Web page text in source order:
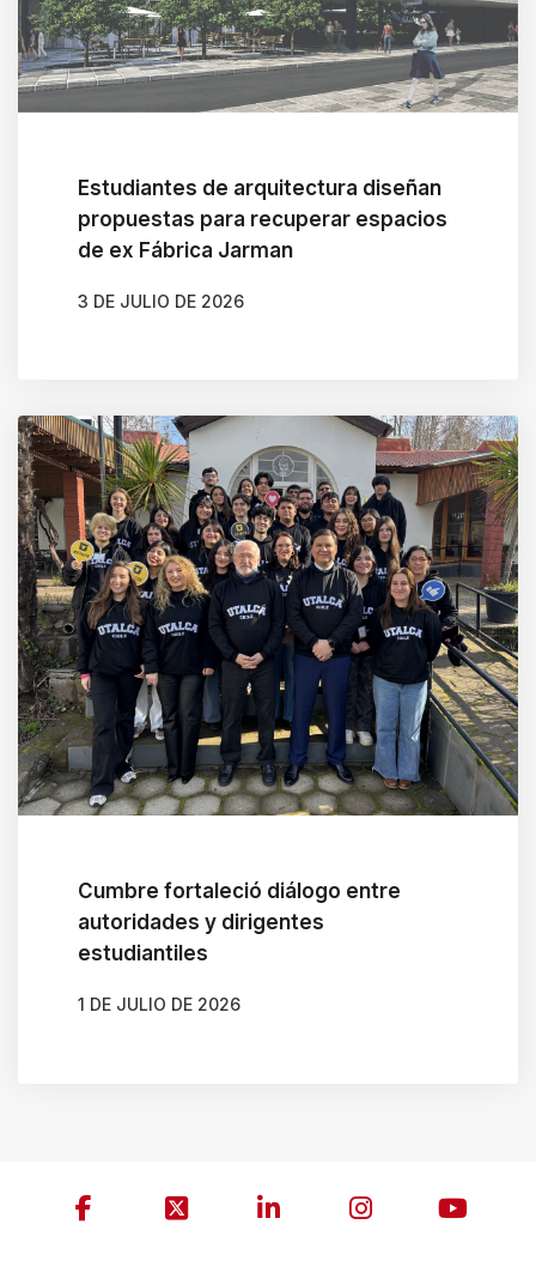
Estudiantes de arquitectura diseñan
propuestas para recuperar espacios
de ex Fábrica Jarman
3 DE JULIO DE 2026
Cumbre fortaleció diálogo entre
autoridades y dirigentes
estudiantiles
1 DE JULIO DE 2026